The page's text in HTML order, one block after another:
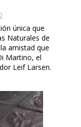
única que
Naturales de
amistad que
Martino, el
Leif Larsen.